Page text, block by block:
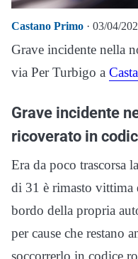
Castano Primo · 03/04/
Grave incidente nella
via Per Turbigo a
Grave incidente
ricoverato in
Era da poco trascorsa
di 31 è rimasto vittima
bordo della propria
per cause che restano
soccorrerlo in codice